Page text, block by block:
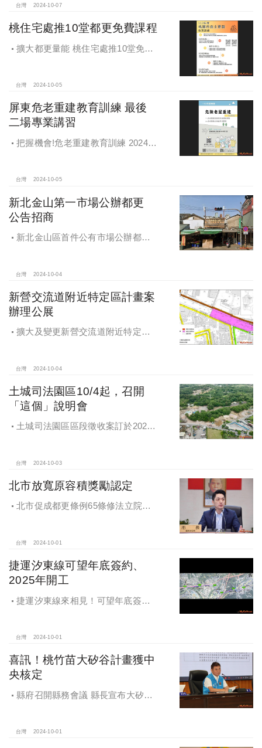
台灣 2024-10-07
桃住宅處推10堂都更免費課程
擴大都更量能 桃住宅處推10堂免費
台灣 2024-10-05
屏東危老重建教育訓練 最後
二場專業講習
把握機會!危老重建教育訓練 2024年
台灣 2024-10-05
新北金山第一市場公辦都更
公告招商
新北金山區首件公有市場公辦都更
台灣 2024-10-04
新營交流道附近特定區計畫案
辦理公展
擴大及變更新營交流道附近特定區
台灣 2024-10-04
土城司法園區10/4起，召開
「這個」說明會
土城司法園區區段徵收案訂於2024
台灣 2024-10-03
北市放寬原容積獎勵認定
北市促成都更條例65條修法立院初
台灣 2024-10-01
捷運汐東線可望年底簽約、
2025年開工
捷運汐東線來相見！可望年底簽約
台灣 2024-10-01
喜訊！桃竹苗大矽谷計畫獲中
央核定
縣府召開縣務會議 縣長宣布大矽谷
台灣 2024-10-01